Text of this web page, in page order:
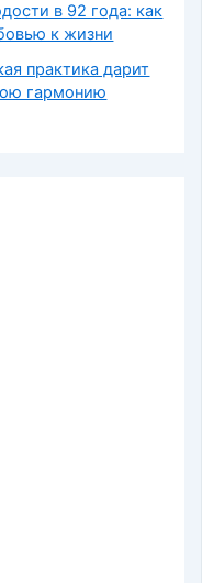
в 92 года: как
к жизни
практика дарит
гармонию